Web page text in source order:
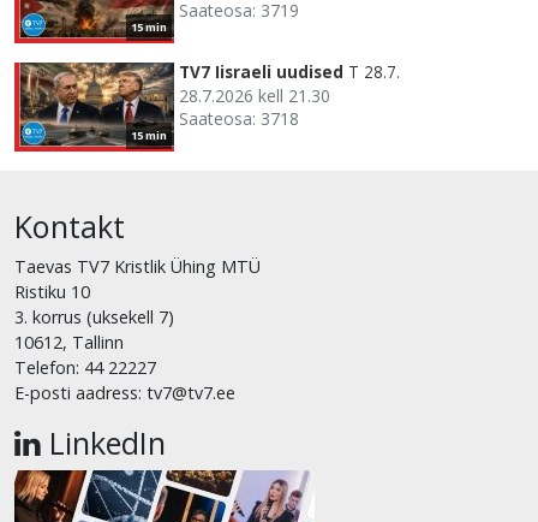
15 min
Saateosa: 3719
15 min
TV7 Iisraeli uudised T 28.7.
28.7.2026 kell 21.30
Saateosa: 3718
Kontakt
Taevas TV7 Kristlik Ühing MTÜ
Ristiku 10
3. korrus (uksekell 7)
10612, Tallinn
Telefon: 44 22227
E-posti aadress: tv7@tv7.ee
LinkedIn